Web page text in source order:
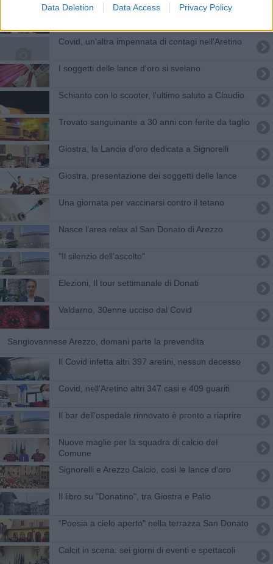
Data Deletion Data Access Privacy Policy
Il Pd incontra i cittadini nei Cas
Covid, un'altra impennata di contagi nell'Aretino
I soggetti delle lance d'oro si svelano
Schianto con lo scooter, l'ultimo saluto a Claudio
Trovato sanguinante a 30 anni con ferite da taglio
Giostra, la Lancia d'oro dedicata a Signorelli
Giostra, presentazione dei soggetti delle lance
Una giornata per vaccinarsi contro il tetano
Nasce l’area relax al San Donato di Arezzo
"Il silenzio dell'ascolto"
Elezioni, Il tour settimanale di Donati
Valdarno, 30enne ucciso dal Covid
Sangiovannese Arezzo, domani parte la prevendita
Il Covid infetta altri 397 aretini, nessun decesso
Covid, nell'Aretino altri 347 casi e 409 guariti
Il bar dell'ospedale rinnovato è pronto a riaprire
Nuove maglie per la squadra di calcio del
Comune
Signorelli e Arezzo Calcio, così le lance d'oro
Il libro su "Donatino", tra Giostra e Palio
​“Poesia a cielo aperto" nella terrazza San Donato
Calcit in scena: sei giorni di eventi e spettacoli